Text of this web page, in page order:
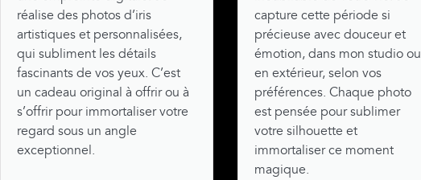
réalise des photos d’iris
artistiques et personnalisées,
qui subliment les détails
fascinants de vos yeux. C’est
un cadeau original à offrir ou à
s’offrir pour immortaliser votre
regard sous un angle
exceptionnel.
capture cette période si
précieuse avec douceur et
émotion, dans mon studio ou
en extérieur, selon vos
préférences. Chaque photo
est pensée pour sublimer
votre silhouette et
immortaliser ce moment
magique.